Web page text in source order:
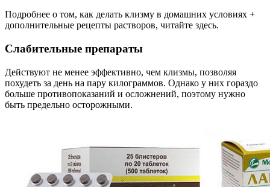
Подробнее о том, как делать клизму в домашних условиях +
дополнительные рецепты растворов, читайте здесь.
Слабительные препараты
Действуют не менее эффективно, чем клизмы, позволяя
похудеть за день на пару килограммов. Однако у них гораздо
больше противопоказаний и осложнений, поэтому нужно
быть предельно осторожными.